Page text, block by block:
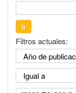
Filtros actuales: